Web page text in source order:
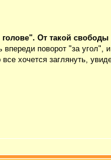
От такой свободы
поворот "за угол",
хочется заглянуть,